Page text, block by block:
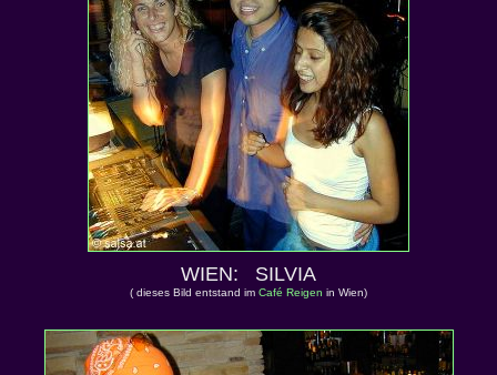
WIEN: SILVIA
( dieses Bild entstand im Café Reigen in Wien)